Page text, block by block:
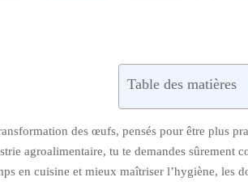
Table des matières
des œufs, pensés pour être plus
agroalimentaire, tu te demandes sûrement
en cuisine et mieux maîtriser l’hygiène, les